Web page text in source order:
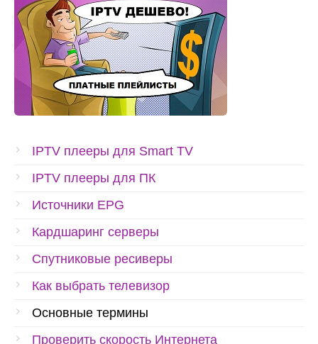
IPTV плееры для Smart TV
IPTV плееры для ПК
Источники EPG
Кардшаринг серверы
Спутниковые ресиверы
Как выбрать телевизор
Основные термины
Проверить скорость Интернета